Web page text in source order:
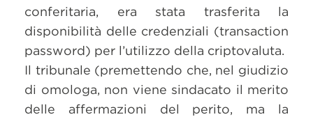
conferitaria, era stata trasferita la
disponibilità delle credenziali (transaction
password) per l’utilizzo della criptovaluta.
Il tribunale (premettendo che, nel giudizio
di omologa, non viene sindacato il merito
delle affermazioni del perito, ma la